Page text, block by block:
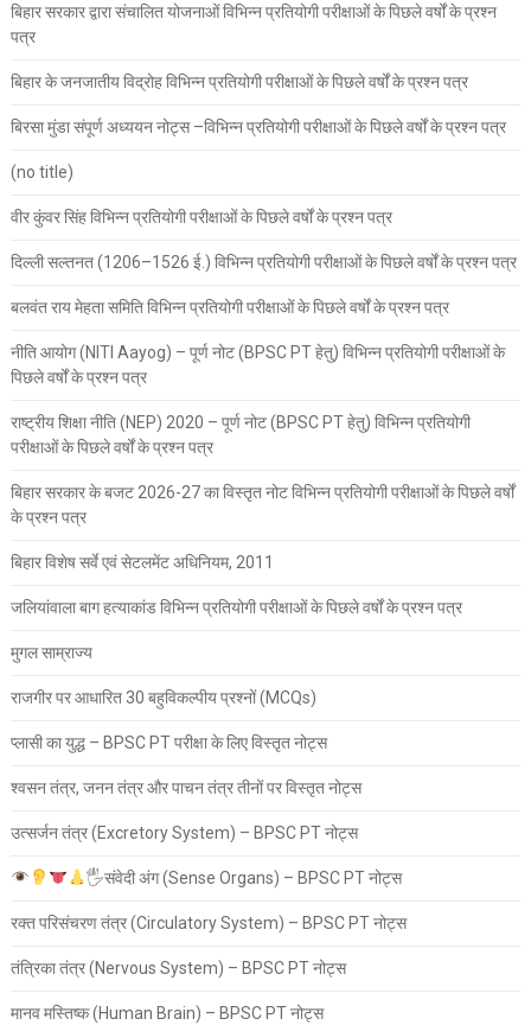
बिहार सरकार द्वारा संचालित योजनाओं विभिन्न प्रतियोगी परीक्षाओं के पिछले वर्षों के प्रश्न
पत्र
बिहार के जनजातीय विद्रोह विभिन्न प्रतियोगी परीक्षाओं के पिछले वर्षों के प्रश्न पत्र
बिरसा मुंडा संपूर्ण अध्ययन नोट्स –विभिन्न प्रतियोगी परीक्षाओं के पिछले वर्षों के प्रश्न पत्र
(no title)
वीर कुंवर सिंह विभिन्न प्रतियोगी परीक्षाओं के पिछले वर्षों के प्रश्न पत्र
दिल्ली सल्तनत (1206–1526 ई.) विभिन्न प्रतियोगी परीक्षाओं के पिछले वर्षों के प्रश्न पत्र
बलवंत राय मेहता समिति विभिन्न प्रतियोगी परीक्षाओं के पिछले वर्षों के प्रश्न पत्र
नीति आयोग (NITI Aayog) – पूर्ण नोट (BPSC PT हेतु) विभिन्न प्रतियोगी परीक्षाओं के
पिछले वर्षों के प्रश्न पत्र
राष्ट्रीय शिक्षा नीति (NEP) 2020 – पूर्ण नोट (BPSC PT हेतु) विभिन्न प्रतियोगी
परीक्षाओं के पिछले वर्षों के प्रश्न पत्र
बिहार सरकार के बजट 2026-27 का विस्तृत नोट विभिन्न प्रतियोगी परीक्षाओं के पिछले वर्षों
के प्रश्न पत्र
बिहार विशेष सर्वे एवं सेटलमेंट अधिनियम, 2011
जलियांवाला बाग हत्याकांड विभिन्न प्रतियोगी परीक्षाओं के पिछले वर्षों के प्रश्न पत्र
मुगल साम्राज्य
राजगीर पर आधारित 30 बहुविकल्पीय प्रश्नों (MCQs)
प्लासी का युद्ध – BPSC PT परीक्षा के लिए विस्तृत नोट्स
श्वसन तंत्र, जनन तंत्र और पाचन तंत्र तीनों पर विस्तृत नोट्स
उत्सर्जन तंत्र (Excretory System) – BPSC PT नोट्स
🖐संवेदी अंग (Sense Organs) – BPSC PT नोट्स
रक्त परिसंचरण तंत्र (Circulatory System) – BPSC PT नोट्स
तंत्रिका तंत्र (Nervous System) – BPSC PT नोट्स
मानव मस्तिष्क (Human Brain) – BPSC PT नोट्स